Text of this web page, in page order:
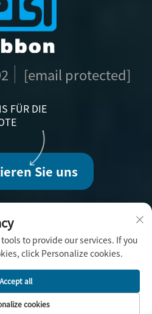
[email protected]
FÜR DIE
Sie uns
durch Fuzhou Vibbon
-Datenschutzrichtlinie
to provide our services. If you
click Personalize cookies.
cookies
Accept all